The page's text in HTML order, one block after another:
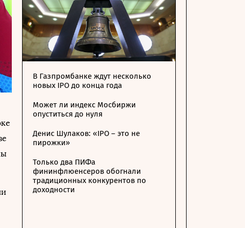
В Газпромбанке ждут несколько
новых IPO до конца года
Может ли индекс Мосбиржи
опуститься до нуля
Денис Шулаков: «IPO – это не
пирожки»
Только два ПИФа
фининфлюенсеров обогнали
традиционных конкурентов по
доходности